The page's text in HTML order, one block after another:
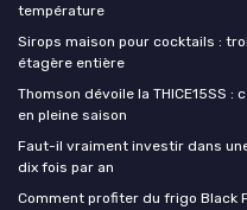
température
Sirops maison pour cocktails :
étagère entière
Thomson dévoile la THICE15SS
en pleine saison
Faut-il vraiment investir dans
dix fois par an
Comment profiter du frigo Black